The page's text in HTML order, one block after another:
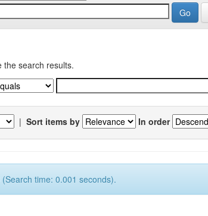
the search results.
| Sort items by In order
time: 0.001 seconds).